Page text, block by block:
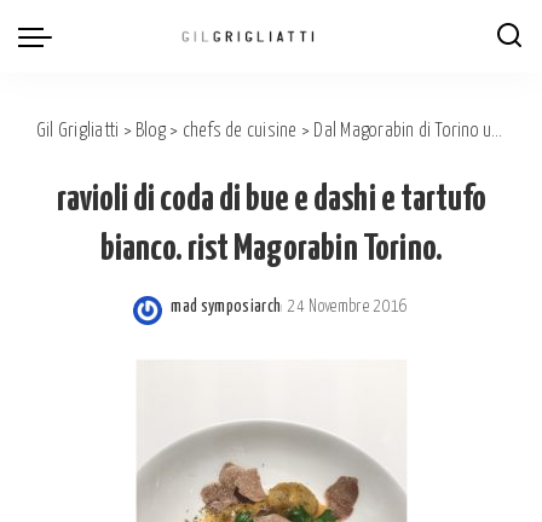
Gil Grigliatti > Blog > chefs de cuisine > Dal Magorabin di Torino un piatto sontuoso.
ravioli di coda di bue e dashi e tartufo
bianco. rist Magorabin Torino.
Posted
mad symposiarch 24 Novembre 2016